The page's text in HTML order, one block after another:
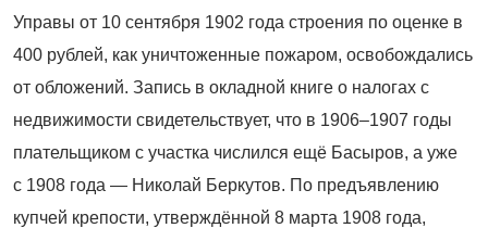
Управы от 10 сентября 1902 года строения по оценке в
400 рублей, как уничтоженные пожаром, освобождались
от обложений. Запись в окладной книге о налогах с
недвижимости свидетельствует, что в 1906–1907 годы
плательщиком с участка числился ещё Басыров, а уже
с 1908 года — Николай Беркутов. По предъявлению
купчей крепости, утверждённой 8 марта 1908 года,